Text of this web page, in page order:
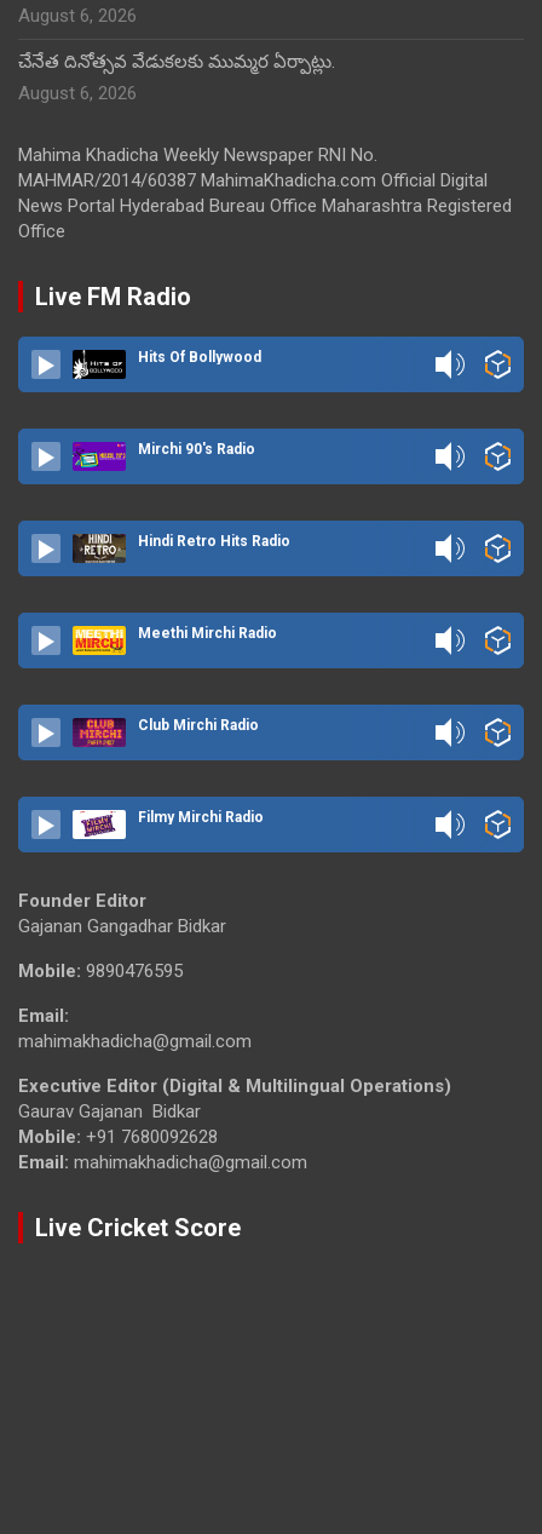
August 6, 2026
చేనేత దినోత్సవ వేడుకలకు ముమ్మర ఏర్పాట్లు.
August 6, 2026
Mahima Khadicha Weekly Newspaper RNI No.
MAHMAR/2014/60387 MahimaKhadicha.com Official Digital
News Portal Hyderabad Bureau Office Maharashtra Registered
Office
Live FM Radio
Hits Of Bollywood
Mirchi 90's Radio
Hindi Retro Hits Radio
Meethi Mirchi Radio
Club Mirchi Radio
Filmy Mirchi Radio
Founder Editor
Gajanan Gangadhar Bidkar
Mobile: 9890476595
Email:
mahimakhadicha@gmail.com
Executive Editor (Digital & Multilingual Operations)
Gaurav Gajanan Bidkar
Mobile: +91 7680092628
Email: mahimakhadicha@gmail.com
Live Cricket Score